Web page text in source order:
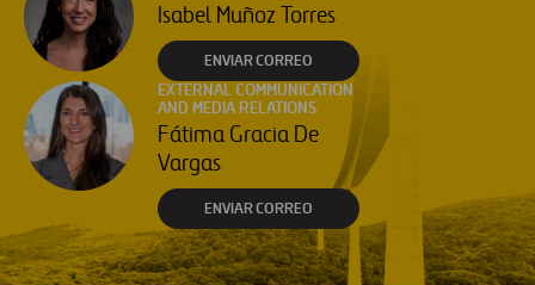
Isabel Muñoz Torres
ENVIAR CORREO
EXTERNAL COMMUNICATION
AND MEDIA RELATIONS
Fátima Gracia De
Vargas
ENVIAR CORREO